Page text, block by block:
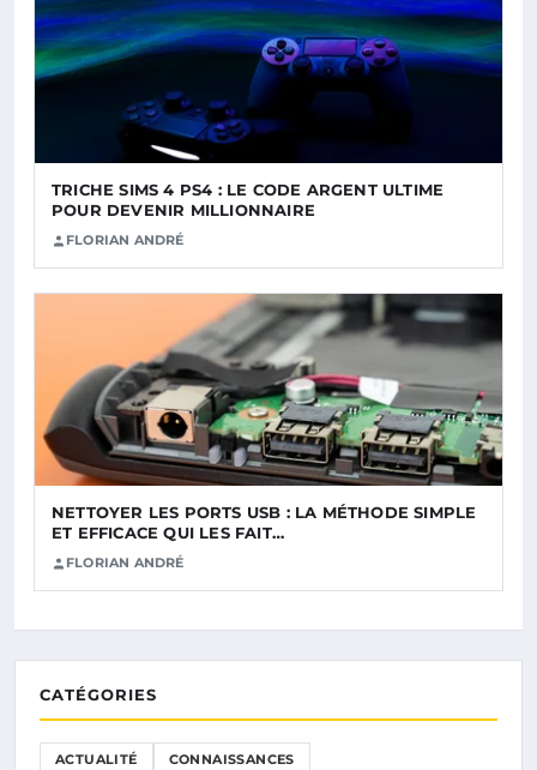
TRICHE SIMS 4 PS4 : LE CODE ARGENT ULTIME
POUR DEVENIR MILLIONNAIRE
FLORIAN ANDRÉ
NETTOYER LES PORTS USB : LA MÉTHODE SIMPLE
ET EFFICACE QUI LES FAIT…
FLORIAN ANDRÉ
CATÉGORIES
ACTUALITÉ CONNAISSANCES